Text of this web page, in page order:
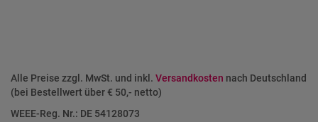
Alle Preise zzgl. MwSt. und inkl. Versandkosten nach Deutschland
(bei Bestellwert über € 50,- netto)
WEEE-Reg. Nr.: DE 54128073